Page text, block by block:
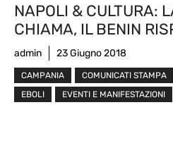
NAPOLI & CULTURA:
CHIAMA, IL BENIN
admin 23 Giugno 2018
CAMPANIA COMUNICATI STAMPA
EBOLI
EVENTI E MANIFESTAZIONI